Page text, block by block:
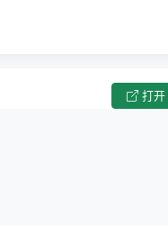
打开